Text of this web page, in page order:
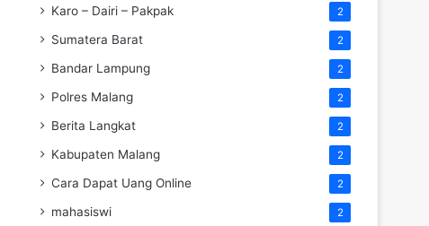
Karo – Dairi – Pakpak 2
Sumatera Barat 2
Bandar Lampung 2
Polres Malang 2
Berita Langkat 2
Kabupaten Malang 2
Cara Dapat Uang Online 2
mahasiswi 2